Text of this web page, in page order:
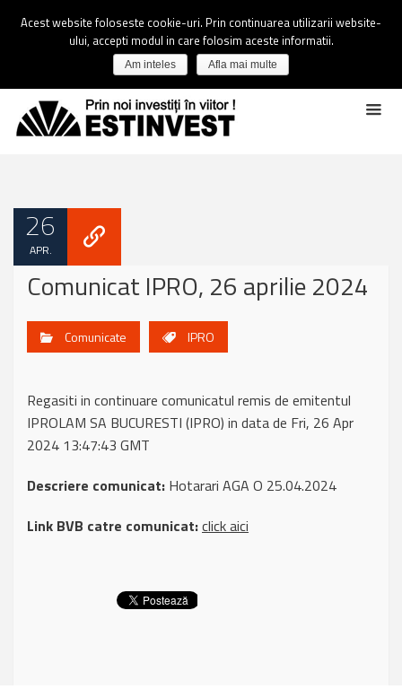
26
APR.
Comunicat IPRO, 26 aprilie 2024
Comunicate IPRO
Regasiti in continuare comunicatul remis de emitentul
IPROLAM SA BUCURESTI (IPRO) in data de Fri, 26 Apr
2024 13:47:43 GMT
Descriere comunicat: Hotarari AGA O 25.04.2024
Link BVB catre comunicat:click aici
Acest website foloseste cookie-uri. Prin continuarea utilizarii website-
ului, accepti modul in care folosim aceste informatii.
Am inteles Afla mai multe